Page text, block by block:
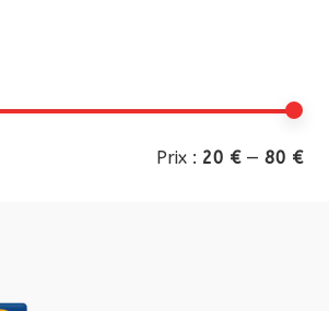
Prix : 20 €— 80 €